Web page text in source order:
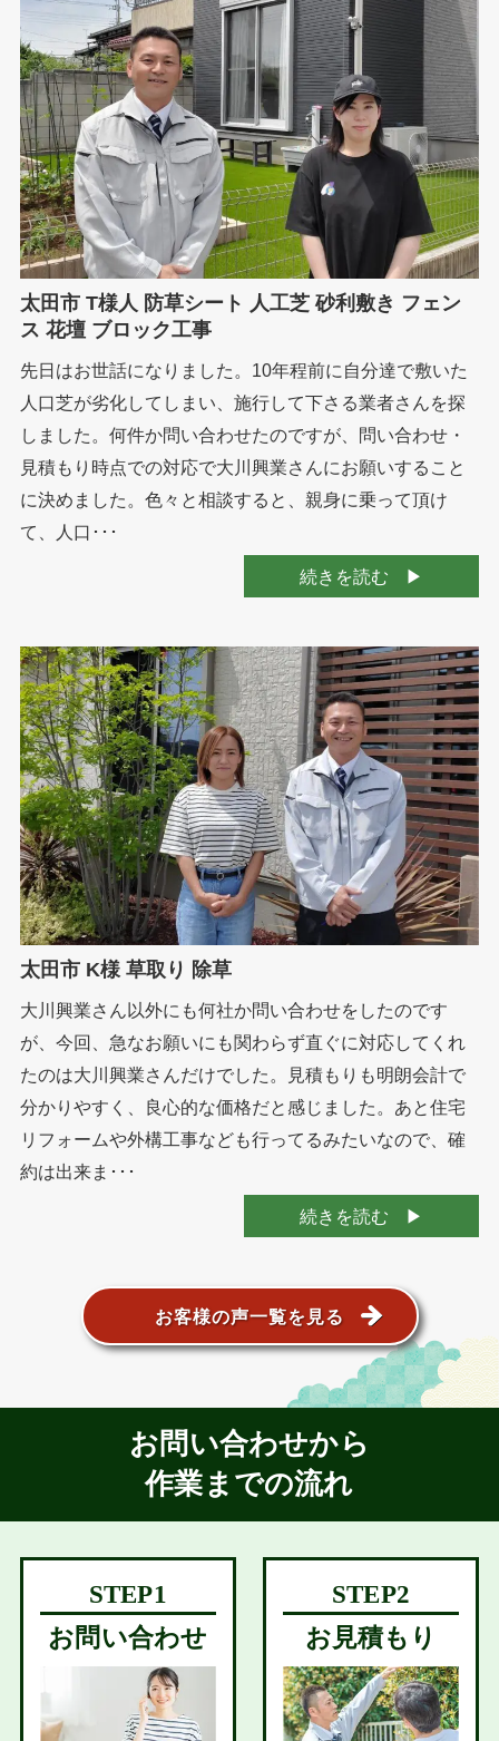
太田市 T様人 防草シート 人工芝 砂利敷き フェン
ス 花壇 ブロック工事
先日はお世話になりました。10年程前に自分達で敷いた
人口芝が劣化してしまい、施行して下さる業者さんを探
しました。何件か問い合わせたのですが、問い合わせ・
見積もり時点での対応で大川興業さんにお願いすること
に決めました。色々と相談すると、親身に乗って頂け
て、人口･･･
続きを読む
太田市 K様 草取り 除草
大川興業さん以外にも何社か問い合わせをしたのです
が、今回、急なお願いにも関わらず直ぐに対応してくれ
たのは大川興業さんだけでした。見積もりも明朗会計で
分かりやすく、良心的な価格だと感じました。あと住宅
リフォームや外構工事なども行ってるみたいなので、確
約は出来ま･･･
続きを読む
お客様の声一覧を見る
お問い合わせから
作業までの流れ
お問い合わせ お見積もり